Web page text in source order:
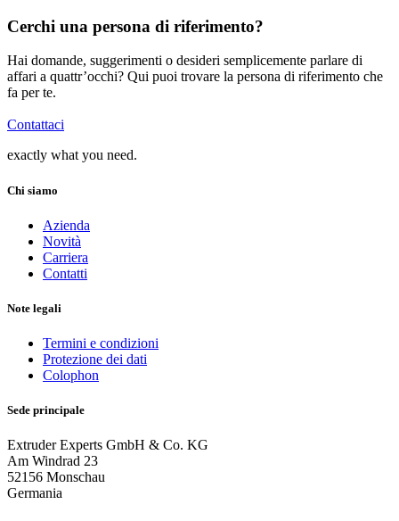
Cerchi una persona di riferimento?
Hai domande, suggerimenti o desideri semplicemente parlare di
affari a quattr’occhi? Qui puoi trovare la persona di riferimento che
fa per te.
Contattaci
exactly what you need.
Chi siamo
Azienda
Novità
Carriera
Contatti
Note legali
Termini e condizioni
Protezione dei dati
Colophon
Sede principale
Extruder Experts GmbH & Co. KG
Am Windrad 23
52156 Monschau
Germania